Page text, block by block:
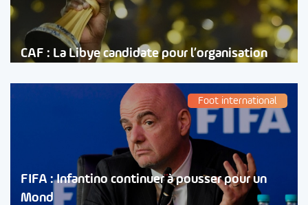
CAF : La Libye candidate pour l’organisation
Foot international
FIFA : Infantino continuer à pousser pour un
Mond